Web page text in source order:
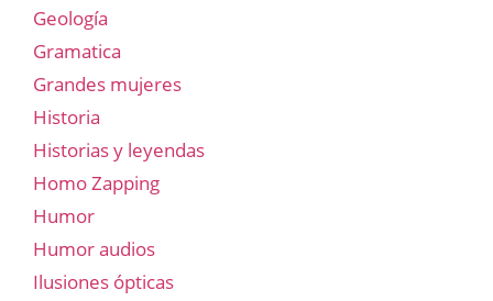
Geología
Gramatica
Grandes mujeres
Historia
Historias y leyendas
Homo Zapping
Humor
Humor audios
Ilusiones ópticas